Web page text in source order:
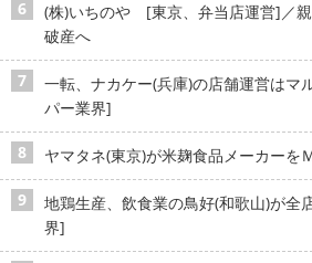
(株)いちのや [東京、弁当店運営]／
破産へ
一転、ナカケー(兵庫)の店舗運営は
パー業界]
ヤマタネ(東京)が米麹食品メーカー
地鶏生産、飲食業の鳥好(和歌山)が
界]